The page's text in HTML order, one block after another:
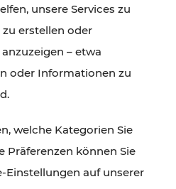
und schnell erreichbar.
unsere Services zu
erstellen oder
– etwa
oder Informationen zu
welche Kategorien Sie
Präferenzen können Sie
Einstellungen auf unserer